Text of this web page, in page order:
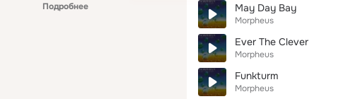
Подробнее
May Day Bay
Morpheus
Ever The Clever
Morpheus
Funkturm
Morpheus